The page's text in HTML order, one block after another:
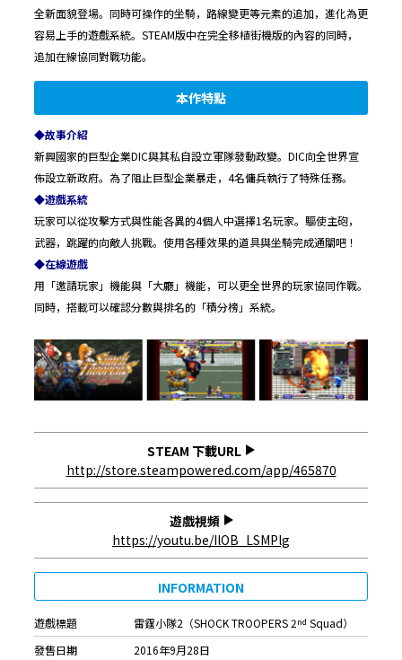
全新面貌登場。同時可操作的坐騎，路線變更等元素的追加，進化為更
容易上手的遊戲系統。STEAM版中在完全移植街機版的內容的同時，
追加在線協同對戰功能。
本作特點
◆故事介紹
新興國家的巨型企業DIC與其私自設立軍隊發動政變。DIC向全世界宣
佈設立新政府。為了阻止巨型企業暴走，4名傭兵執行了特殊任務。
◆遊戲系統
玩家可以從攻擊方式與性能各異的4個人中選擇1名玩家。驅使主砲，
武器，跳躍的向敵人挑戰。使用各種效果的道具與坐騎完成通關吧！
◆在線遊戲
用「邀請玩家」機能與「大廳」機能，可以更全世界的玩家協同作戰。
同時，搭載可以確認分數與排名的「積分榜」系統。
STEAM 下載URL
http://store.steampowered.com/app/465870
遊戲視頻
https://youtu.be/IlOB_LSMPlg
INFORMATION
遊戲標題 雷霆小隊2（SHOCK TROOPERS 2nd Squad）
發售日期
2016年9月28日